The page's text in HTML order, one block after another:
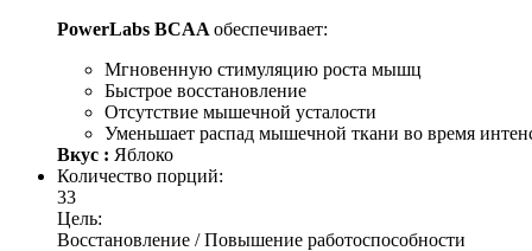
PowerLabs BCAA обеспечивает:
Мгновенную стимуляцию роста мышц
Быстрое восстановление
Отсутствие мышечной усталости
Уменьшает распад мышечной ткани во время
Вкус : Яблоко
Количество порций:
33
Цель:
Восстановление / Повышение работоспособности